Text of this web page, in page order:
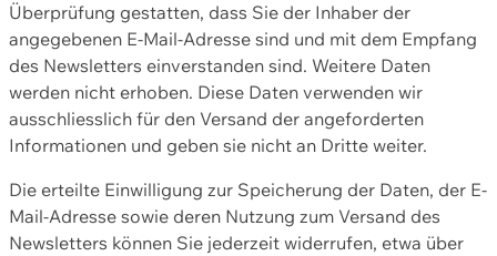
Überprüfung gestatten, dass Sie der Inhaber der
angegebenen E-Mail-Adresse sind und mit dem Empfang
des Newsletters einverstanden sind. Weitere Daten
werden nicht erhoben. Diese Daten verwenden wir
ausschliesslich für den Versand der angeforderten
Informationen und geben sie nicht an Dritte weiter.
Die erteilte Einwilligung zur Speicherung der Daten, der E-
Mail-Adresse sowie deren Nutzung zum Versand des
Newsletters können Sie jederzeit widerrufen, etwa über